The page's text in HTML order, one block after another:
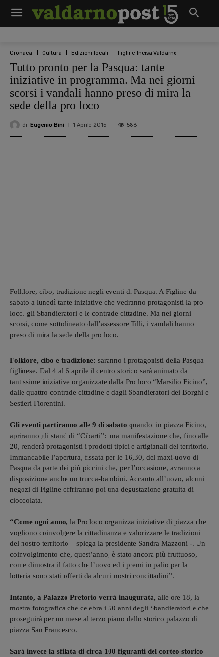
Cronaca Cultura Edizioni locali Figline Incisa Valdarno
Tutto pronto per la Pasqua: tante
iniziative in programma. Ma nei giorni
scorsi i vandali hanno preso di mira la
sede della pro loco
di Eugenio Bini 1 Aprile 2015 586
Folklore, cibo, tradizione negli eventi di Pasqua. A Figline da
sabato a lunedì tante iniziative che vedranno protagonisti la pro
loco, gli Sbandieratori e le contrade cittadine. Ma nei giorni
scorsi, come sottolineato dall’assessore Tilli, i vandali hanno
preso di mira la sede della pro loco.
Folklore, cibo e tradizione: saranno i protagonisti della Pasqua
figlinese. Dal 4 al 6 aprile il centro storico sarà animato da
tantissime iniziative organizzate dalla Pro loco “Marsilio Ficino”,
dalle quattro contrade cittadine e dagli Sbandieratori dei Borghi e
Sestieri Fiorentini.
Gli eventi partiranno alle 9 di sabato quando, in piazza Ficino,
apriranno gli stand di “Cibarti”: una manifestazione che, fino alle
20, renderà protagonisti i prodotti tipici e artigianali del territorio.
Immancabile l’apertura, fissata per le 16,30, del maxi-uovo di
Pasqua da parte dei più piccini che, per l’occasione, avranno a
disposizione anche un trucca-bambini. Accanto all’uovo, alcuni
negozi di Figline offriranno poi una degustazione gratuita di
cioccolata.
“Come ogni anno, la Pro loco organizza iniziative di piazza che
vogliono coinvolgere la cittadinanza e valorizzare le tradizioni
del nostro territorio – spiega la presidente Sandra Mazzoni -. Un
coinvolgimento che, quest’anno, è stato ancora più fruttuoso,
come dimostra il fatto che l’uovo ed i premi in palio per la
lotteria sono stati offerti da alcuni nostri concittadini”.
Intanto, a Palazzo Pretorio verrà inaugurata, alle ore 18, la
mostra fotografica che celebra i 50 anni degli Sbandieratori e che
proseguirà per un mese al terzo piano dello storico palazzo di
piazza San Francesco.
Sarà invece la sfilata di circa 100 figuranti del corteo storico